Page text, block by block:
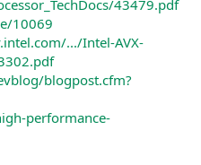
43479.pdf
10069
.../Intel-AVX-
blogpost.cfm?
performance-